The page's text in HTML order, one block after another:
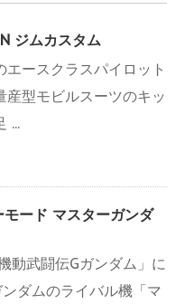
ジムカスタム
エースクラスパイロット
産型モビルスーツのキッ
...
モード マスターガンダ
動武闘伝Gガンダム」に
ダムのライバル機「マ